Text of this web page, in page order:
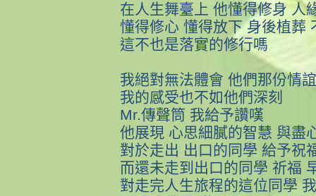
在人生舞臺上 他懂得修身 人
懂得修心 懂得放下 身後植葬
這不也是落實的修行嗎
我絕對無法體會 他們那份情誼
我的感受也不如他們深刻
Mr.傳聲筒 我給予讚嘆
他展現 心思細膩的智慧 與盡
對於走出 出口的同學 給予祝
而還未走到出口的同學 祈福
對走完人生旅程的這位同學